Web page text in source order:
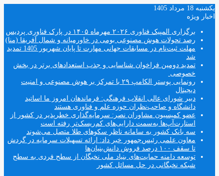
یکشنبه 18 مرداد 1405
اخبار ویژه
برگزاری المپیک فناوری ۲۰۲۶ مهرماه ۱۴۰۵ در پارک فناوری پردیس
رصد تحولات هوش مصنوعی بومی در خاورمیانه و شمال آفریقا (منا)
مهلت ثبت‌نام در مسابقات جهانی مهارت تا پایان شهریور 1405 تمدید
شد
تمدید دومین فراخوان شناسایی و جذب استعدادهای برتر در بخش
خصوصی
رونمایی پوستر الکامپ ۲۹ با تمرکز بر هوش مصنوعی و امنیت
دیجیتال
دبیر شورای عالی انقلاب فرهنگی: فرماندهان امروز ما اساتید
دانشگاه و صاحب‌نظران حوزه علم و فناوری هستند
عضو کمیسیون مشاوران نصر: سرمایه‌گذاری خطرپذیر در کشور از
استارت‌آپ‌ها به‌سمت دارایی‌های کم‌ریسک‌تر رفته است
سه بانک کشور به سامانه ناظر سکوهای طلا متصل می‌شوند
معاون علمی رئیس‌جمهور خبر داد: ارائه تسهیلات سرمایه در گردش
تا سقف ۱۰۰ درصد فروش دانش‌بنیان‌ها
توسعه دامنه حمایت‌های بنیاد ملی نخبگان از سطح فردی به سطح
شبکه نخبگانی در حل مسائل کشور